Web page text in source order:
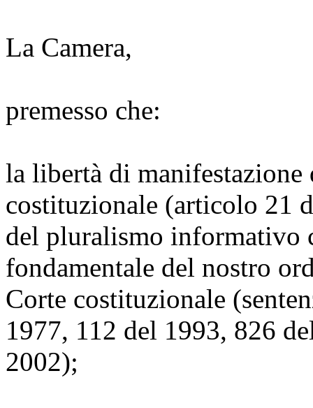
La Camera,
premesso che:
la libertà di
costituzionale (articolo 21
del pluralismo informativo
fondamentale del nostro
Corte costituzionale
1977, 112 del 1993, 826
2002);